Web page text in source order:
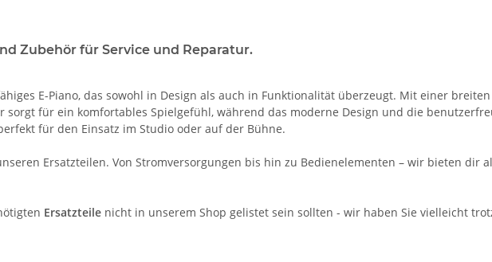
Zubehör für Service und Reparatur.
E-Piano, das sowohl in Design als auch in Funktionalität überzeugt. Mit einer
sorgt für ein komfortables Spielgefühl, während das moderne Design und die
für den Einsatz im Studio oder auf der Bühne.
Ersatzteilen. Von Stromversorgungen bis hin zu Bedienelementen – wir bieten
Ersatzteile nicht in unserem Shop gelistet sein sollten - wir haben Sie vielleicht